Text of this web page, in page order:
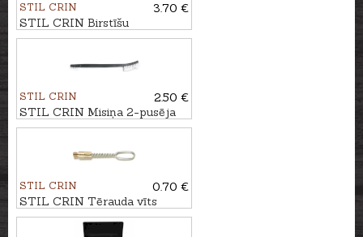
STIL CRIN
3.70 €
STIL CRIN Birstīšu
komplekts kal. .22
STIL CRIN
2.50 €
STIL CRIN Misiņa 2-pusēja
birstīte
STIL CRIN
0.70 €
STIL CRIN Tērauda vīts
adapteris bisei ar cilpiņu